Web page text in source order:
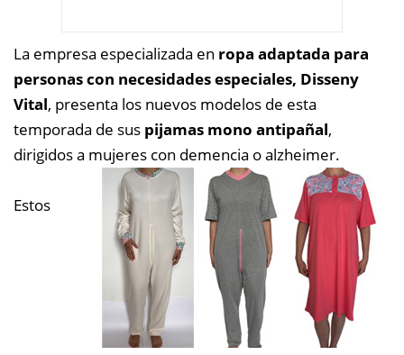
La empresa especializada en ropa adaptada para
personas con necesidades especiales, Disseny
Vital, presenta los nuevos modelos de esta
temporada de sus pijamas mono antipañal,
dirigidos a mujeres con demencia o alzheimer.
Estos